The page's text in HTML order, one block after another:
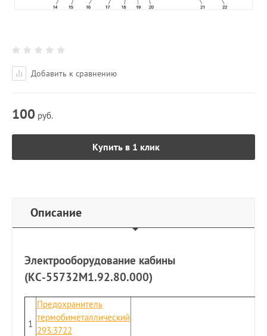
Добавить к сравнению
100 руб.
Купить в 1 клик
Описание
Электрооборудование кабины
(КС-55732М1.92.80.000)
1
Предохранитель
термобиметаллический
293.3722